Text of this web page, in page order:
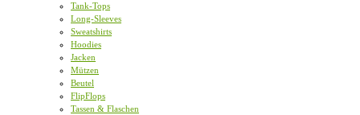
Tank-Tops
Long-Sleeves
Sweatshirts
Hoodies
Jacken
Mützen
Beutel
FlipFlops
Tassen & Flaschen